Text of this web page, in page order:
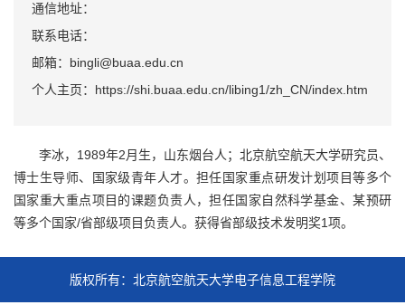
通信地址：
联系电话：
邮箱：bingli@buaa.edu.cn
个人主页：https://shi.buaa.edu.cn/libing1/zh_CN/index.htm
李冰，1989年2月生，山东烟台人；北京航空航天大学研究员、
博士生导师、国家级青年人才。担任国家重点研发计划项目等多个
国家重大重点项目的课题负责人，担任国家自然科学基金、某预研
等多个国家/省部级项目负责人。获得省部级技术发明奖1项。
版权所有：北京航空航天大学电子信息工程学院